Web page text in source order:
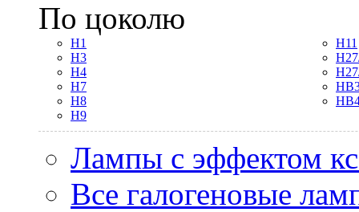
По цоколю
H1
H3
H4
H7
H8
H9
H11
Лампы с эффектом
Все галогеновые